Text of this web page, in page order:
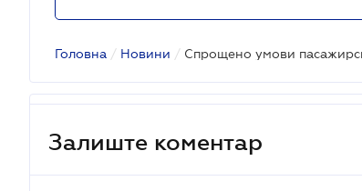
Головна / Новини /
Залиште коментар